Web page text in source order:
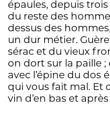
épaules, depuis
du reste des
dessus des
un dur métier.
sérac et du vieux
on dort sur la paille ;
avec l’épine du dos
qui vous fait mal. Et
vin d’en bas et